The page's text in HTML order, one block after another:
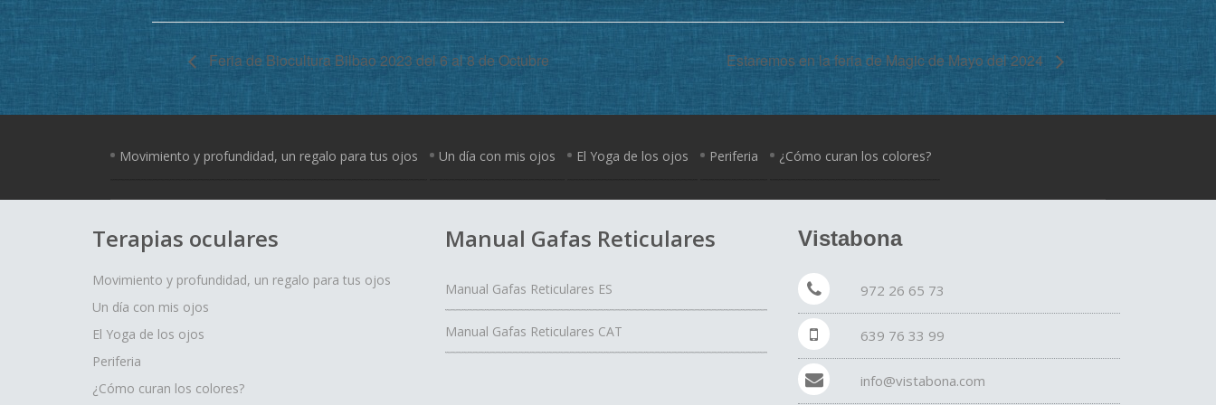
Feria de Biocultura Bilbao 2023 del 6 al 8 de Octubre Estaremos en la feria de Magic de Mayo del 2024
Movimiento y profundidad, un regalo para tus ojos Un día con mis ojos El Yoga de los ojos Periferia ¿Cómo curan los colores?
Terapias oculares
Movimiento y profundidad, un regalo para tus ojos
Un día con mis ojos
El Yoga de los ojos
Periferia
¿Cómo curan los colores?
Manual Gafas Reticulares
Manual Gafas Reticulares ES
Manual Gafas Reticulares CAT
Vistabona
972 26 65 73
639 76 33 99
info@vistabona.com